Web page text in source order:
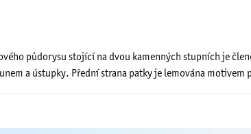
půdorysu stojící na dvou kamenných stupních je
a ústupky. Přední strana patky je lemována motivem